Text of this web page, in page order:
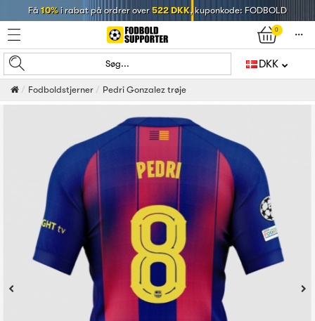
Få 10%i rabat på ordrer over522 DKK, kuponkode: FODBOLD
0
󰄒
Søg... DKK
Fodboldstjerner Pedri Gonzalez trøje